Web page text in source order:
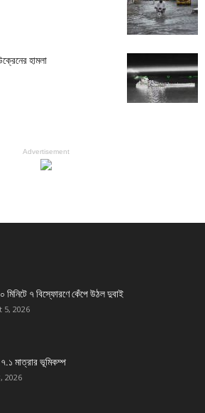
হামলা
Advertisement
মিনিটে ৭ বিস্ফোরণে কেঁপে উঠল দুবাই
5, 2026
৭.১ মাত্রার ভূমিকম্প
2026